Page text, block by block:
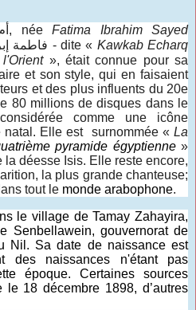
, née Fatima Ibrahim Sayed
فاطمة - dite « Kawkab Echarq
», était connue pour sa
et son style, qui en faisaient
et des plus influents du 20e
80 millions de disques dans le
comme une icône
natal. Elle est surnommée « La
pyramide égyptienne»
déesse Isis. Elle reste encore,
la plus grande chanteuse;
tout le monde arabophone.
le village de Tamay Zahayira,
Senbellawein, gouvernorat de
Nil. Sa date de naissance est
des naissances n'étant pas
époque. Certaines sources
18 décembre 1898, d’autres